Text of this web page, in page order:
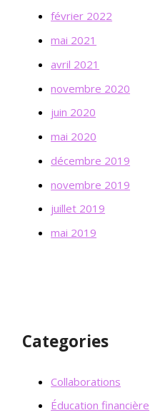
février 2022
mai 2021
avril 2021
novembre 2020
juin 2020
mai 2020
décembre 2019
novembre 2019
juillet 2019
mai 2019
Categories
Collaborations
Éducation financière